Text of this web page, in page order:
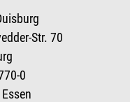
Str. 70
0